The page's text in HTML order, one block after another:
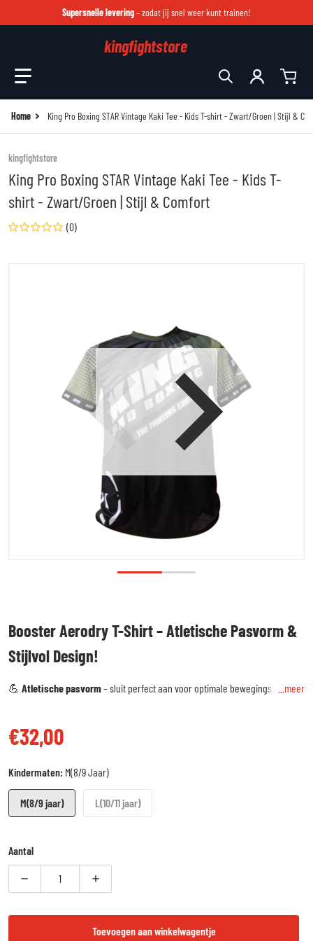
Supersnelle levering– zodat jij snel weer kunt trainen!
kingfightstore
Home King Pro Boxing STAR Vintage Kaki Tee - Kids T-shirt - Zwart/Groen | Stijl &
Open media 1 in galerijweergave
kingfightstore
King Pro Boxing STAR Vintage Kaki Tee - Kids T-
shirt - Zwart/Groen | Stijl & Comfort
(0)
Booster Aerodry T-Shirt – Atletische Pasvorm &
Stijlvol Design!
💪 Atletische pasvorm– sluit perfect aan voor optimale bewegingsvrijheid.
🥊Perfect voor sporters die prestaties en stijl willen combineren!
...meer
€32,00
Kindermaten: M(8/9 Jaar)
M(8/9 jaar) L(10/11 jaar)
Aantal
Verlaag aantal voor King Pro Boxing STAR Vintage Kaki Tee - Kids T-
Verhoog aantal voor King Pro Boxing STAR Vintage
Toevoegen aan winkelwagentje